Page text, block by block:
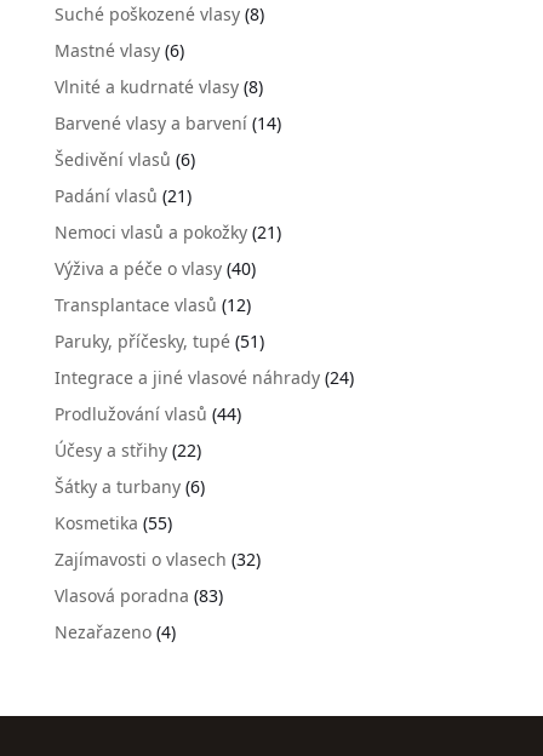
Suché poškozené vlasy(8)
Mastné vlasy(6)
Vlnité a kudrnaté vlasy(8)
Barvené vlasy a barvení(14)
Šedivění vlasů (6)
Padání vlasů (21)
Nemoci vlasů a pokožky(21)
Výživa a péče o vlasy(40)
Transplantace vlasů (12)
Paruky, příčesky, tupé(51)
Integrace a jiné vlasové náhrady(24)
Prodlužování vlasů (44)
Účesy a střihy(22)
Šátky a turbany(6)
Kosmetika (55)
Zajímavosti o vlasech (32)
Vlasová poradna (83)
Nezařazeno(4)